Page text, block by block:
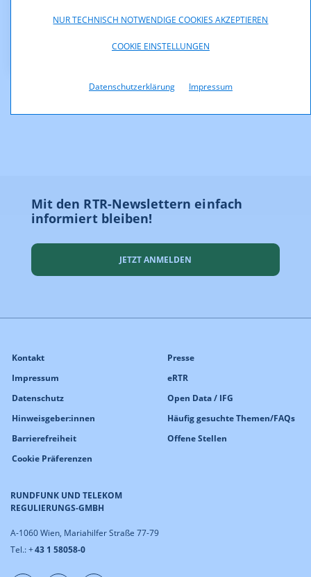
NUR TECHNISCH NOTWENDIGE COOKIES AKZEPTIEREN
COOKIE EINSTELLUNGEN
Datenschutzerklärung Impressum
Downloads
TK01-2019.pdf (pdf, 1.119,0 KB)
Mit den RTR-Newslettern einfach
informiert bleiben!
JETZT ANMELDEN
RUNDFUNK UND TELEKOM
REGULIERUNGS-GMBH
A-1060 Wien, Mariahilfer Straße 77-79
Tel.: +43 1 58058-0
Kontakt
Impressum
Datenschutz
Hinweisgeber:innen
Barrierefreiheit
Cookie Präferenzen
Presse
eRTR
Open Data / IFG
Häufig gesuchte Themen/FAQs
Offene Stellen